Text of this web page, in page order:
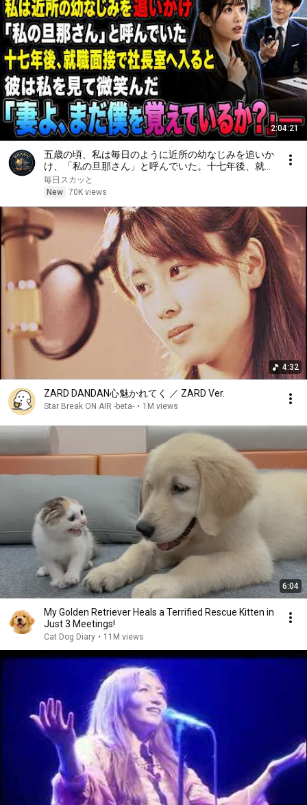
2:04:21
五歳の頃、私は毎日のように近所の幼なじみを追いか
け、「私の旦那さん」と呼んでいた。十七年後、就職
面接で社長室へ入ると、彼は私を見て微笑んだ。「妻
よ、まだ僕を覚えているか？」――
毎日スカッと
New 70K views
4:32
ZARD DANDAN心魅かれてく ／ ZARD Ver.
Star Break ON AIR -beta- • 1M views
6:04
My Golden Retriever Heals a Terrified Rescue Kitten in
Just 3 Meetings!
Cat Dog Diary • 11M views